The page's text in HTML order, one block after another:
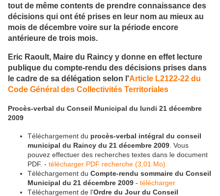
tout de même contents de prendre connaissance des
décisions qui ont été prises en leur nom au mieux au
mois de décembre voire sur la période encore
antérieure de trois mois.
Eric Raoult, Maire du Raincy y donne en effet lecture
publique du compte-rendu des décisions prises dans
le cadre de sa délégation selon l'Article L2122-22 du
Code Général des Collectivités Territoriales
Procès-verbal du Conseil Municipal du lundi 21 décembre
2009
Téléchargement du procès-verbal intégral du conseil
municipal du Raincy du 21 décembre 2009 . Vous
pouvez effectuer des recherches textes dans le document
PDF. - télécharger PDF recherche (3,01 Mo)
Téléchargement du Compte-rendu sommaire du Conseil
Municipal du 21 décembre 2009 - télécharger
Téléchargement de l'Ordre du Jour du Conseil